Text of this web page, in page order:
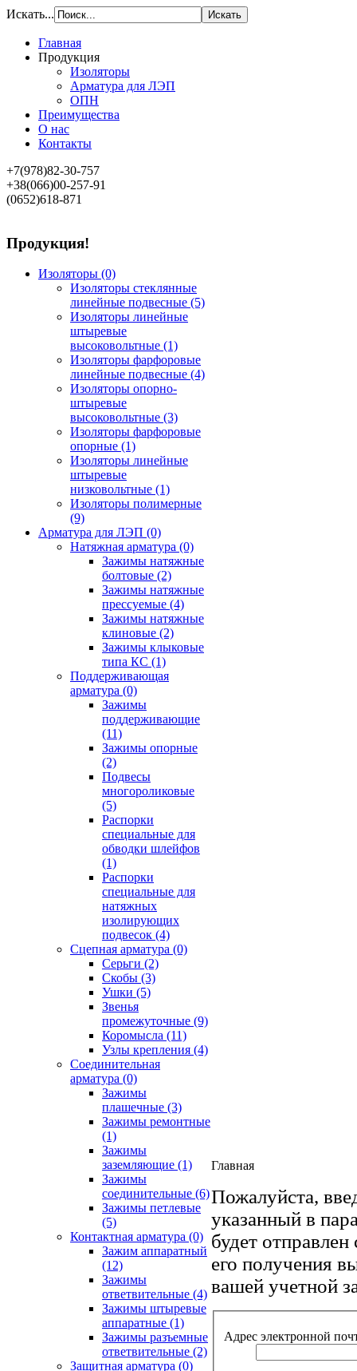
Искать...
Главная
Продукция
Изоляторы
Арматура для ЛЭП
ОПН
Преимущества
О нас
Контакты
+7(978)82-30-757
+38(066)00-257-91
(0652)618-871
Продукция!
Изоляторы (0)
Изоляторы стеклянные
линейные подвесные (5)
Изоляторы линейные
штыревые
высоковольтные (1)
Изоляторы фарфоровые
линейные подвесные (4)
Изоляторы опорно-
штыревые
высоковольтные (3)
Изоляторы фарфоровые
опорные (1)
Изоляторы линейные
штыревые
низковольтные (1)
Изоляторы полимерные
(9)
Арматура для ЛЭП (0)
Натяжная арматура (0)
Зажимы натяжные
болтовые (2)
Зажимы натяжные
прессуемые (4)
Зажимы натяжные
клиновые (2)
Зажимы клыковые
типа КС (1)
Поддерживающая
арматура (0)
Зажимы
поддерживающие
(11)
Зажимы опорные
(2)
Подвесы
многороликовые
(5)
Распорки
специальные для
обводки шлейфов
(1)
Распорки
специальные для
натяжных
изолирующих
подвесок (4)
Сцепная арматура (0)
Серьги (2)
Скобы (3)
Ушки (5)
Звенья
промежуточные (9)
Коромысла (11)
Узлы крепления (4)
Соединительная
арматура (0)
Зажимы
плашечные (3)
Зажимы ремонтные
(1)
Зажимы
заземляющие (1)
Зажимы
соединительные (6)
Зажимы петлевые
(5)
Контактная арматура (0)
Зажим аппаратный
(12)
Зажимы
ответвительные (4)
Зажимы штыревые
аппаратные (1)
Зажимы разъемные
ответвительные (2)
Защитная арматура (0)
Главная
Пожалуйста,
указанный в
будет
его получения
вашей учетной
Адрес электронной